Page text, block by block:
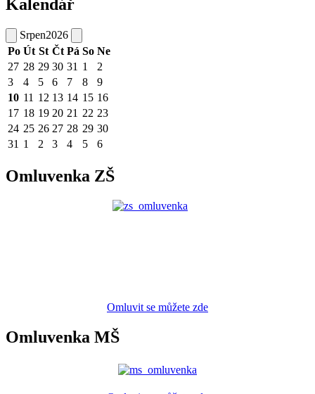
Kalendář
Srpen2026
Po Út St Čt Pá So Ne
27 28 29 30 31 1
2
3
4 5 6 7 8
9
10 11 12 13 14 15 16
17 18 19 20 21 22 23
24 25 26 27 28 29 30
31 1 2 3 4 5 6
Omluvenka ZŠ
Omluvit se můžete zde
Omluvenka MŠ